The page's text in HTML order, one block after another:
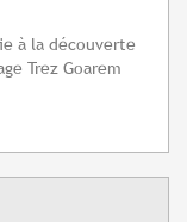
à la découverte
Trez Goarem